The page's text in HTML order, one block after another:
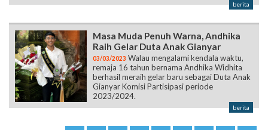
berita
Masa Muda Penuh Warna, Andhika
Raih Gelar Duta Anak Gianyar
03/03/2023 Walau mengalami kendala waktu,
remaja 16 tahun bernama Andhika Widhita
berhasil meraih gelar baru sebagai Duta Anak
Gianyar Komisi Partisipasi periode
2023/2024.
berita